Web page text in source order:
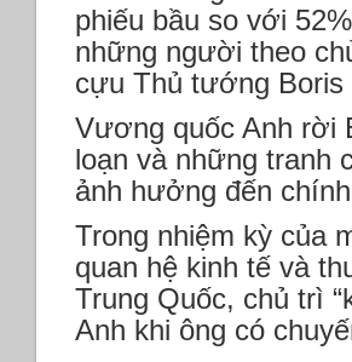
phiếu bầu so với
những người theo
cựu Thủ tướng Boris
Vương quốc Anh rời
loạn và những tranh
ảnh hưởng đến
Trong nhiệm kỳ của
quan hệ kinh tế và
Trung Quốc, chủ trì
Anh khi ông có